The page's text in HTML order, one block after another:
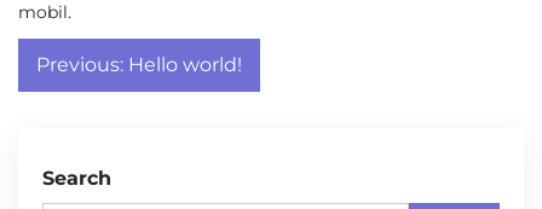
mobil.
Post
navigation
Previous: Hello world!
Search